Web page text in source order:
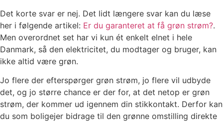
Det korte svar er nej. Det lidt længere svar kan du læse
her i følgende artikel: Er du garanteret at få grøn strøm?.
Men overordnet set har vi kun ét enkelt elnet i hele
Danmark, så den elektricitet, du modtager og bruger, kan
ikke altid være grøn.
Jo flere der efterspørger grøn strøm, jo flere vil udbyde
det, og jo større chance er der for, at det netop er grøn
strøm, der kommer ud igennem din stikkontakt. Derfor kan
du som boligejer bidrage til den grønne omstilling direkte